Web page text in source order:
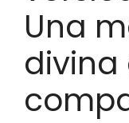
Una
divina